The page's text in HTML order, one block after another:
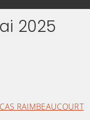
2025
RAIMBEAUCOURT